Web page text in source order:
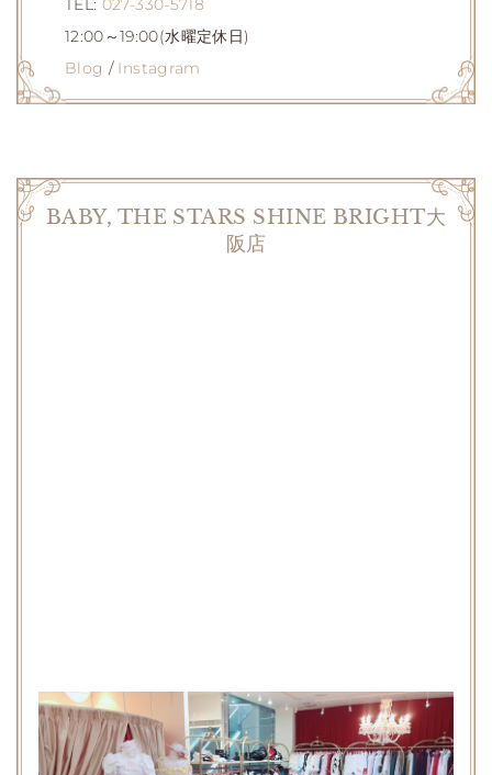
TEL: 027-330-5718
12:00～19:00(水曜定休日)
Blog / Instagram
BABY, THE STARS SHINE BRIGHT大
阪店